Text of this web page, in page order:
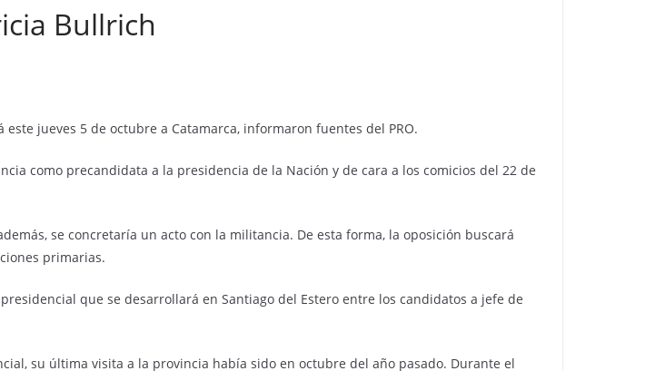
Bullrich
jueves 5 de octubre a Catamarca, informaron fuentes del PRO.
como precandidata a la presidencia de la Nación y de cara a los comicios del 22 de
se concretaría un acto con la militancia. De esta forma, la oposición buscará
primarias.
que se desarrollará en Santiago del Estero entre los candidatos a jefe de
su última visita a la provincia había sido en octubre del año pasado. Durante el